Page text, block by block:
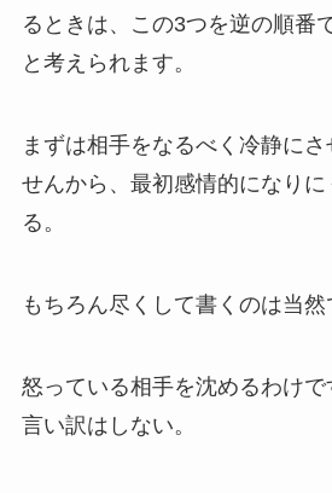
るときは、この3つを逆の順番
と考えられます。
まずは相手をなるべく冷静に
せんから、最初感情的になり
る。
もちろん尽くして書くのは当然
怒っている相手を沈めるわけ
言い訳はしない。